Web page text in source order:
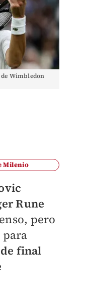
Wimbledon
Milenio
Rune
pero
final